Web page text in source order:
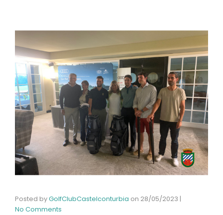
Posted byGolfClubCastelconturbia on 28/05/2023 |
No Comments